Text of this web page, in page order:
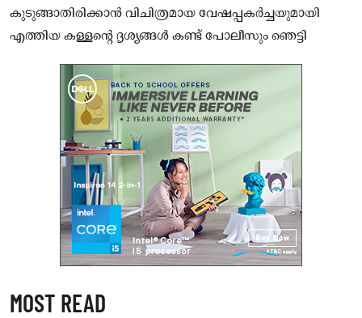
കുടുങ്ങാതിരിക്കാൻ വിചിത്രമായ വേഷപ്പകർച്ചയുമായി
എത്തിയ കള്ളന്റെ ദൃശ്യങ്ങൾ കണ്ട് പോലീസും ഞെട്ടി
MOST READ